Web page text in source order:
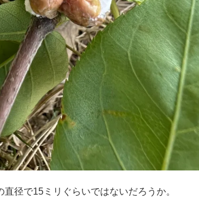
径で15ミリぐらいではないだろうか。